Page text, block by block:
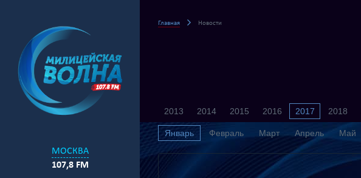
МОСКВА
107,8 FM
Главная Новости
2013 2014 2015 2016 2017 2018
Январь Февраль Март Апрель Май